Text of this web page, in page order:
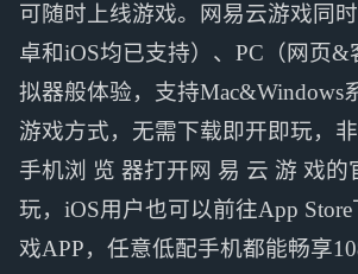
可随时上线游戏。网易云游戏同
卓和iOS均已支持）、PC（网页&
拟器般体验，支持Mac&Windows
游戏方式，无需下载即开即玩，
手机浏 览 器打开网 易 云 游 戏的
玩，iOS用户也可以前往App
戏APP，任意低配手机都能畅享